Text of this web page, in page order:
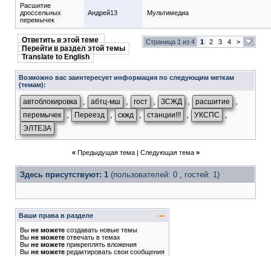
Расшитие
дроссельных
перемычек
Андрей13 Мультимедиа
Ответить в этой теме
Перейти в раздел этой темы
Translate to English
Страница 1 из 4 1 2 3 4 >
Возможно вас заинтересует информация по следующим меткам
(темам):
автоблокировка абтц-мш гост ЗСЖД расшитие
перемычек , Переезд , скжд , станции!!! УКСПС ,
ЭЛТЕЗА
« Предыдущая тема| Следующая тема »
Здесь присутствуют: 1 (пользователей: 0 , гостей: 1)
Ваши права в разделе
Вы не можете создавать новые темы
Вы не можете отвечать в темах
Вы не можете прикреплять вложения
Вы не можете редактировать свои сообщения